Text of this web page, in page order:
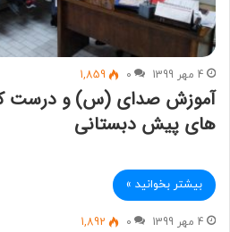
4 مهر 1399 0
1,859
آموزش صدای (س) و درست
های پیش دبستانی
بیشتر بخوانید »
4 مهر 1399 0
1,892